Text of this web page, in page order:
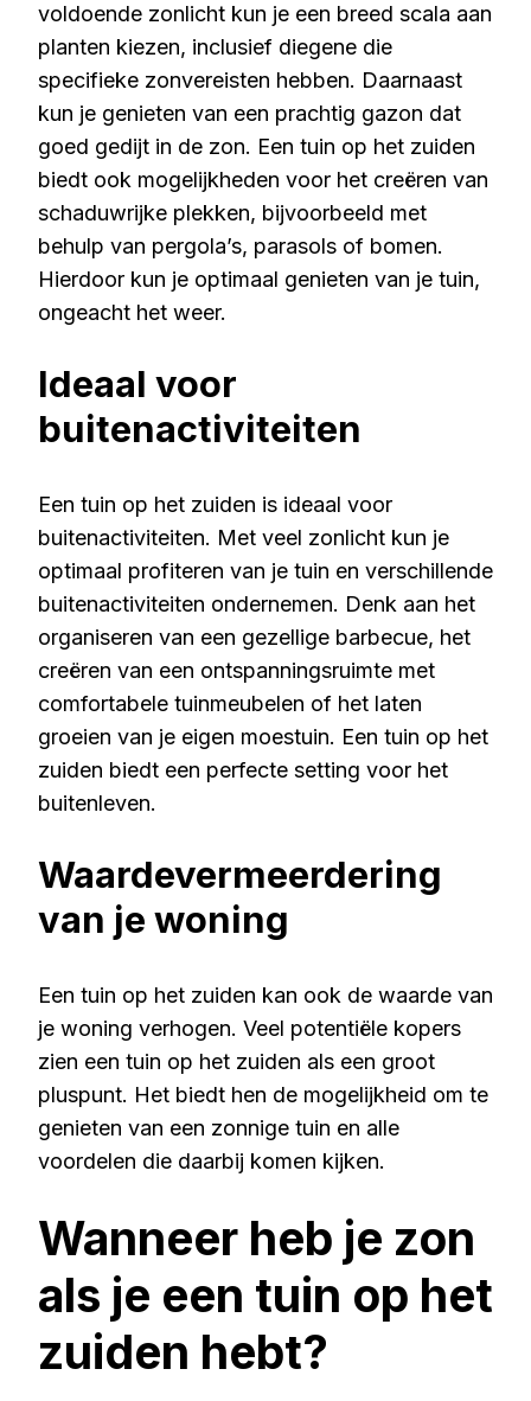
voldoende zonlicht kun je een breed scala aan
planten kiezen, inclusief diegene die
specifieke zonvereisten hebben. Daarnaast
kun je genieten van een prachtig gazon dat
goed gedijt in de zon. Een tuin op het zuiden
biedt ook mogelijkheden voor het creëren van
schaduwrijke plekken, bijvoorbeeld met
behulp van pergola’s, parasols of bomen.
Hierdoor kun je optimaal genieten van je tuin,
ongeacht het weer.
Ideaal voor
buitenactiviteiten
Een tuin op het zuiden is ideaal voor
buitenactiviteiten. Met veel zonlicht kun je
optimaal profiteren van je tuin en verschillende
buitenactiviteiten ondernemen. Denk aan het
organiseren van een gezellige barbecue, het
creëren van een ontspanningsruimte met
comfortabele tuinmeubelen of het laten
groeien van je eigen moestuin. Een tuin op het
zuiden biedt een perfecte setting voor het
buitenleven.
Waardevermeerdering
van je woning
Een tuin op het zuiden kan ook de waarde van
je woning verhogen. Veel potentiële kopers
zien een tuin op het zuiden als een groot
pluspunt. Het biedt hen de mogelijkheid om te
genieten van een zonnige tuin en alle
voordelen die daarbij komen kijken.
Wanneer heb je zon
als je een tuin op het
zuiden hebt?